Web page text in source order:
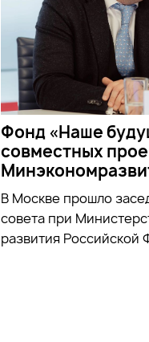
Фонд «Наше
совместных
В Москве прошло
совета при
развития Российской